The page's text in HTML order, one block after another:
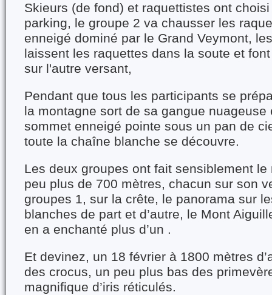
Skieurs (de fond) et raquettistes ont
parking, le groupe 2 va chausser les
enneigé dominé par le Grand Veymont,
laissent les raquettes dans la soute et
sur l'autre versant,
Pendant que tous les participants se
la montagne sort de sa gangue nuageuse
sommet enneigé pointe sous un pan de
toute la chaîne blanche se découvre.
Les deux groupes ont fait sensiblement
peu plus de 700 mètres, chacun sur son
groupes 1, sur la crête, le panorama sur
blanches de part et d’autre, le Mont
en a enchanté plus d’un .
Et devinez, un 18 février à 1800 mètres
des crocus, un peu plus bas des
magnifique d’iris réticulés.